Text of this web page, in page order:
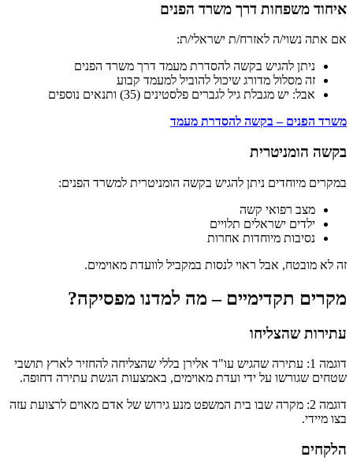
איחוד משפחות דרך משרד הפנים
אם אתה נשוי/ה לאזרח/ת ישראלי/ת:
ניתן להגיש בקשה להסדרת מעמד דרך משרד הפנים
זה מסלול מדורג שיכול להוביל למעמד קבוע
אבל: יש מגבלת גיל לגברים פלסטינים (35) ותנאים נוספים
משרד הפנים – בקשה להסדרת מעמד
בקשה הומניטרית
במקרים מיוחדים ניתן להגיש בקשה הומניטרית למשרד הפנים:
מצב רפואי קשה
ילדים ישראלים תלויים
נסיבות מיוחדות אחרות
זה לא מובטח, אבל ראוי לנסות במקביל לוועדת מאוימים.
מקרים תקדימיים – מה למדנו מפסיקה?
עתירות שהצליחו
דוגמה 1: עתירה שהגיש עו"ד אלירן בללי שהצליחה להחזיר לארץ תושבי
שטחים שגורשו על ידי ועדת מאוימים, באמצעות הגשת עתירה דחופה.
דוגמה 2: מקרה שבו בית המשפט מנע גירוש של אדם מאוים לרצועת עזה
בצו מיידי.
הלקחים